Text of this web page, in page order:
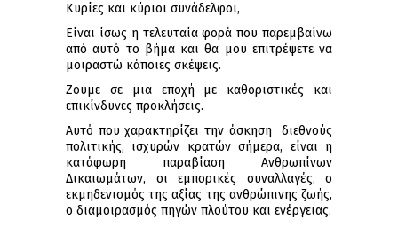
Κυρίες και κύριοι συνάδελφοι,
Είναι ίσως η τελευταία φορά που παρεμβαίνω
από αυτό το βήμα και θα μου επιτρέψετε να
μοιραστώ κάποιες σκέψεις.
Ζούμε σε μια εποχή με καθοριστικές και
επικίνδυνες προκλήσεις.
Αυτό που χαρακτηρίζει την άσκηση διεθνούς
πολιτικής, ισχυρών κρατών σήμερα, είναι η
κατάφωρη παραβίαση Ανθρωπίνων
Δικαιωμάτων, οι εμπορικές συναλλαγές, ο
εκμηδενισμός της αξίας της ανθρώπινης ζωής,
ο διαμοιρασμός πηγών πλούτου και ενέργειας.